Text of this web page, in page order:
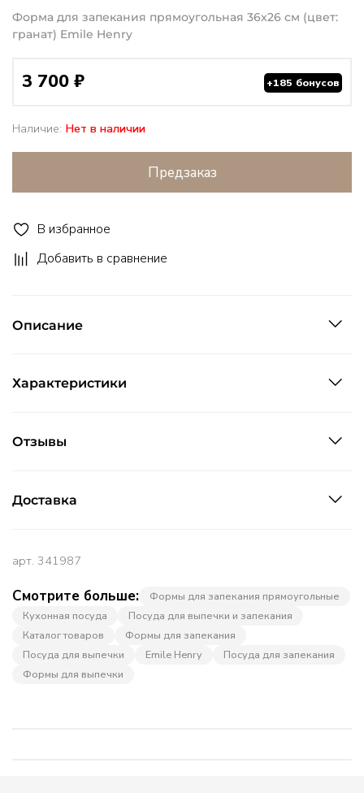
Смотрите больше:
Формы для запекания прямоугольные
Кухонная посуда
Посуда для выпечки и запекания
Каталог товаров
Формы для запекания
Посуда для выпечки
Emile Henry
Посуда для запекания
Формы для выпечки
Наличие: Нет в наличии
Форма для запекания прямоугольная 36x26 см (цвет:
гранат) Emile Henry
3 700 ₽ +185 бонусов
Предзаказ
В избранное
Добавить в сравнение
Описание
Характеристики
Отзывы
Доставка
арт. 341987